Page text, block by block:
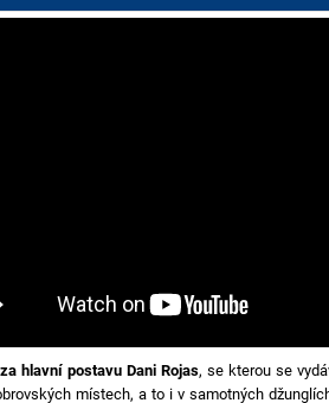
hlavní postavu Dani Rojas, se kterou se
místech, a to i v samotných